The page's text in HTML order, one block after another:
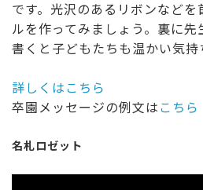
です。光沢のあるリボンなど
ルを作ってみましょう。裏に先
書くと子どもたちも温かい気持
詳しくはこちら
卒園メッセージの例文は こちら
名札ロゼット